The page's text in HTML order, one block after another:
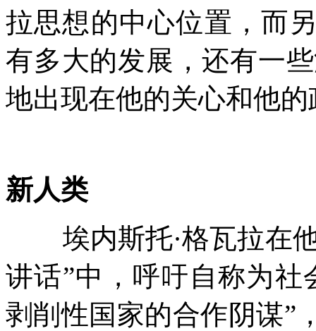
拉思想的中心位置，而
有多大的发展，还有一
地出现在他的关心和他
新人类
埃内斯托·格瓦拉在
讲话”中，呼吁自称为社
剥削性国家的合作阴谋”